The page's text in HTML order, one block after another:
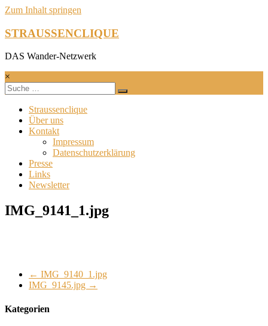
Zum Inhalt springen
STRAUSSENCLIQUE
DAS Wander-Netzwerk
×
Straussenclique
Über uns
Kontakt
Impressum
Datenschutzerklärung
Presse
Links
Newsletter
IMG_9141_1.jpg
← IMG_9140_1.jpg
IMG_9145.jpg →
Kategorien